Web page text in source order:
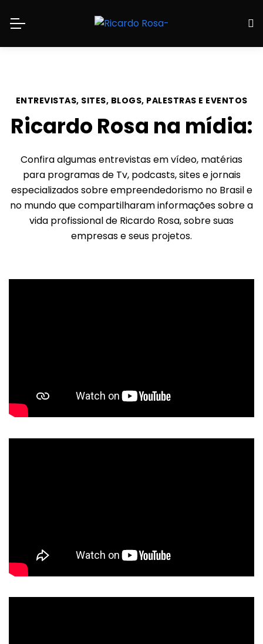
ENTREVISTAS, SITES, BLOGS, PALESTRAS E EVENTOS
Ricardo Rosa na mídia:
Confira algumas entrevistas em vídeo, matérias
para programas de Tv, podcasts, sites e jornais
especializados sobre empreendedorismo no Brasil e
no mundo que compartilharam informações sobre a
vida profissional de Ricardo Rosa, sobre suas
empresas e seus projetos.